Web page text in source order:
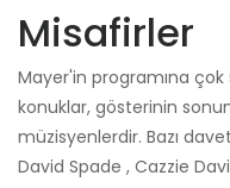
Misafirler
Mayer'in programına çok
konuklar, gösterinin
müzisyenlerdir. Bazı
David Spade , Cazzie